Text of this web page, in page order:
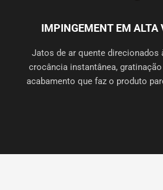
IMPINGEMENT EM ALTA
Jatos de ar quente direcionados
crocância instantânea,
acabamento que faz o produto